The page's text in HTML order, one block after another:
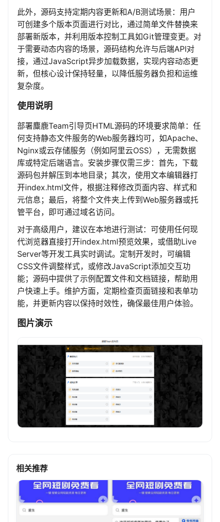
此外，源码支持定期内容更新和A/B测试场景：用户
可创建多个版本页面进行对比，通过简单文件替换来
部署新版本，并利用版本控制工具如Git管理变更。对
于需要动态内容的场景，源码结构允许与后端API对
接，通过JavaScript异步加载数据，实现内容动态更
新，但核心设计保持轻量，以降低服务器负担和运维
复杂度。
使用说明
部署麋鹿Team引导页HTML源码的环境要求简单：任
何支持静态文件服务的Web服务器均可，如Apache、
Nginx或云存储服务（例如阿里云OSS），无需数据
库或特定后端语言。安装步骤仅需三步：首先，下载
源码包并解压到本地目录；其次，使用文本编辑器打
开index.html文件，根据注释修改页面内容、样式和
元信息；最后，将整个文件夹上传到Web服务器或托
管平台，即可通过域名访问。
对于高级用户，建议在本地进行测试：可使用任何现
代浏览器直接打开index.html预览效果，或借助Live
Server等开发工具实时调试。定制开发时，可编辑
CSS文件调整样式，或修改JavaScript添加交互功
能；源码中提供了示例配置文件和文档链接，帮助用
户快速上手。维护方面，定期检查页面链接和表单功
能，并更新内容以保持时效性，确保最佳用户体验。
图片演示
相关推荐